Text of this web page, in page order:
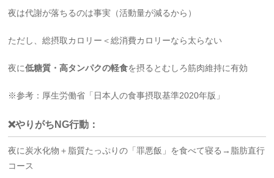
夜は代謝が落ちるのは事実（活動量が減るから）
ただし、総摂取カロリー＜総消費カロリーなら太らない
夜に低糖質・高タンパクの軽食を摂るとむしろ筋肉維持に有効
※参考：厚生労働省「日本人の食事摂取基準2020年版」
❌やりがちNG行動：
夜に炭水化物＋脂質たっぷりの「罪悪飯」を食べて寝る→脂肪直行
コース